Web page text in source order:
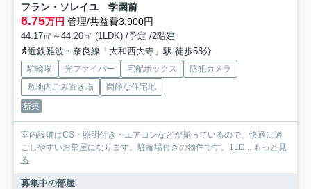
フラン・ソレイユ 学園前
6.75万円 管理/共益費3,900円
44.17㎡～44.20㎡ (1LDK) /予定 /2階建
近鉄難波・奈良線「大和西大寺」駅 徒歩58分
駐輪場 光ファイバー 宅配ボックス
防犯カメラ
敷地内ごみ置き場
閑静な住宅地
新築
室内設備はCS・照明付き・エアコンなどが揃っているので、快適に過
ごしやすいお部屋になります。駐輪場付きの物件です。1LD... もっと見
る
募集中の部屋